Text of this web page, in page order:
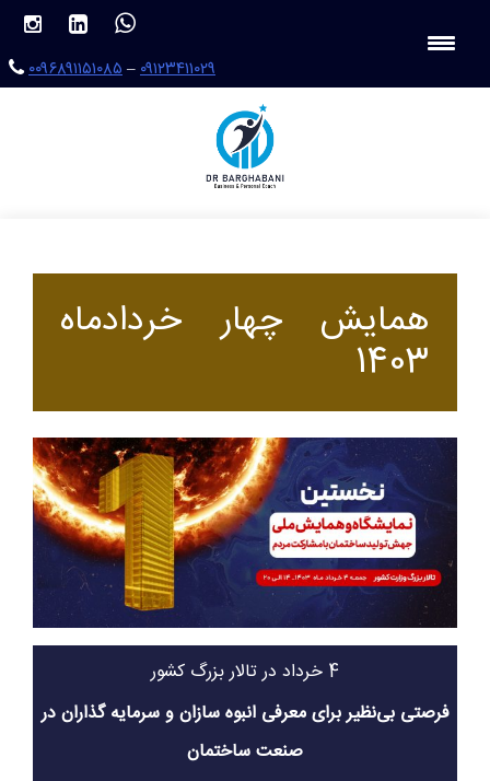
۰۰۹۶۸۹۱۱۵۱۰۸۵–۰۹۱۲۳۴۱۱۰۲۹
همایش چهار خردادماه
1403
فرصتی بی‌نظیر برای معرفی انبوه سازان و سرمایه گذاران در
صنعت ساختمان